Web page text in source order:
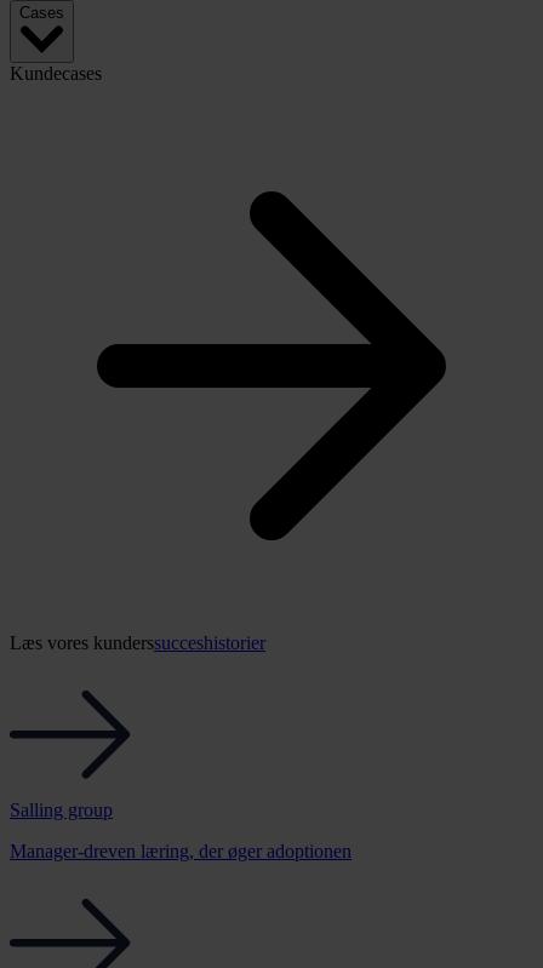
Cases
Kundecases
Læs vores kunderssucceshistorier
Salling group
Manager-dreven læring, der øger adoptionen